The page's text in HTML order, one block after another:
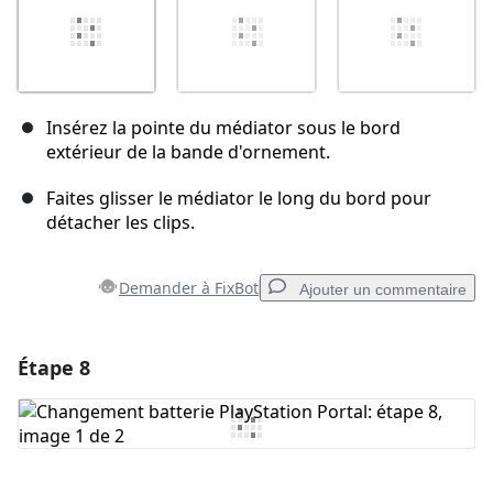
Insérez la pointe du médiator sous le bord
extérieur de la bande d'ornement.
Faites glisser le médiator le long du bord pour
détacher les clips.
Demander à FixBot Ajouter un commentaire
Ajouter un commentaire
Étape 8